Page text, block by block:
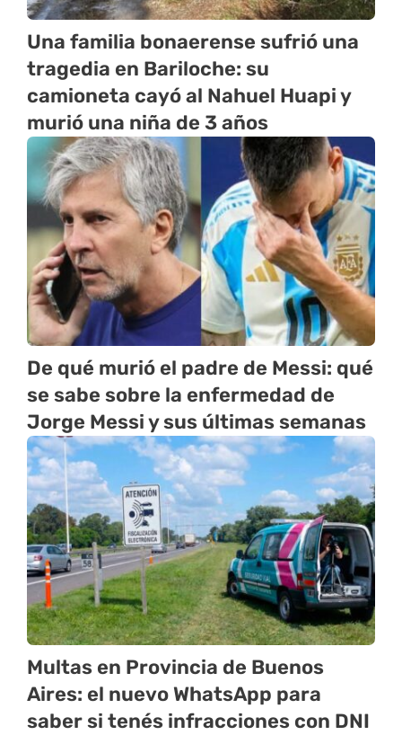
Una familia bonaerense sufrió una
tragedia en Bariloche: su
camioneta cayó al Nahuel Huapi y
murió una niña de 3 años
De qué murió el padre de Messi: qué
se sabe sobre la enfermedad de
Jorge Messi y sus últimas semanas
Multas en Provincia de Buenos
Aires: el nuevo WhatsApp para
saber si tenés infracciones con DNI